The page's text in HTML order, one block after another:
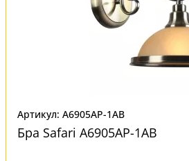
Артикул: A6905AP-1AB
Бра Safari A6905AP-1AB